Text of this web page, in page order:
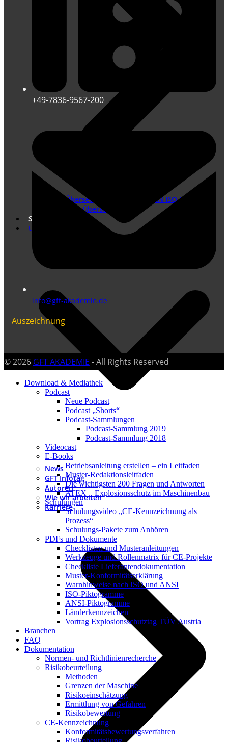
Übersetzungen nach DIN EN ISO 17100
Marketing Übersetzungen
Shop
Unternehmen
News
GFT Infotag
Autoren
Wie wir arbeiten
Karriere
+49-7836-9567-200
info@gft-akademie.de
Auszeichnung
© 2026 GFT AKADEMIE - All Rights Reserved
Download & Mediathek
Podcast
Neue Podcast
Podcast „Shorts“
Podcast-Sammlungen
Podcast-Sammlung 2019
Podcast-Sammlung 2018
Videocast
E-Books
Betriebsanleitung erstellen – ein Leitfaden
Muster-Redaktionsleitfaden
Die wichtigsten 200 Fragen und Antworten
ATEX – Explosionsschutz im Maschinenbau
Schulungen
Schulungsvideo „CE-Kennzeichnung als
Prozess“
Schulungs-Pakete zum Anhören
PDFs und Dokumente
Checklisten und Musteranleitungen
Werkzeuge und Rollenmatrix für CE-Projekte
Checkliste Lieferantendokumentation
Muster-Konformitätserklärung
Warnhinweise nach ISO und ANSI
ISO-Piktogramme
ANSI-Piktogramme
Länderkennzeichen
Vortrag Explosionsschutztag TÜV Austria
Branchen
FAQ
Dokumentation
Normen- und Richtlinienrecherche
Risikobeurteilung
Methoden
Grenzen der Maschine
Risikoeinschätzung
Ermittlung von Gefahren
Risikobewertung
CE-Kennzeichnung
Konformitätsbewertungsverfahren